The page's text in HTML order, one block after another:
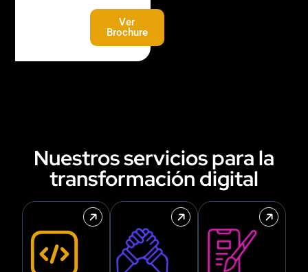
Ver
Brochure
Nuestros servicios para la
transformación digital